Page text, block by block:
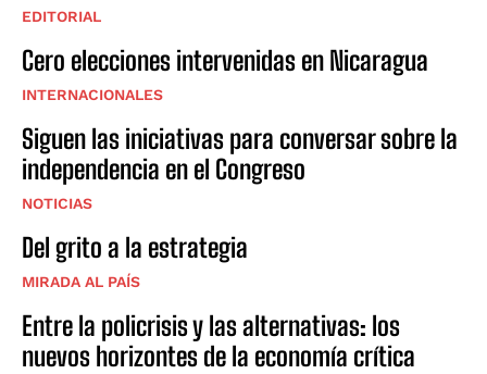
EDITORIAL
Cero elecciones intervenidas en Nicaragua
INTERNACIONALES
Siguen las iniciativas para conversar sobre la
independencia en el Congreso
NOTICIAS
Del grito a la estrategia
MIRADA AL PAÍS
Entre la policrisis y las alternativas: los
nuevos horizontes de la economía crítica